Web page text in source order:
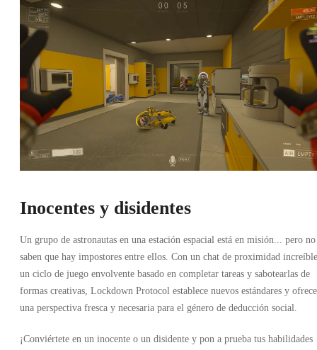
Inocentes y disidentes
Un grupo de astronautas en una estación espacial está en misión... pero no
saben que hay impostores entre ellos. Con un chat de proximidad
un ciclo de juego envolvente basado en completar tareas y sabotearlas de
formas creativas, Lockdown Protocol establece nuevos estándares y ofrece
una perspectiva fresca y necesaria para el género de deducción social.
¡Conviértete en un inocente o un disidente y pon a prueba tus habilidades